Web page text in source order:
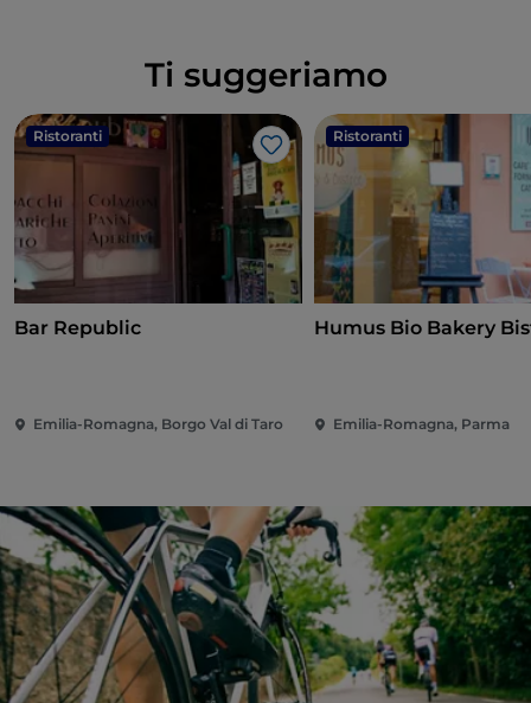
Ti suggeriamo
Ristoranti
Like
Bar Republic
Emilia-Romagna, Borgo Val di Taro
Ristoranti
Humus Bio Bakery
Emilia-Romagna, Parma